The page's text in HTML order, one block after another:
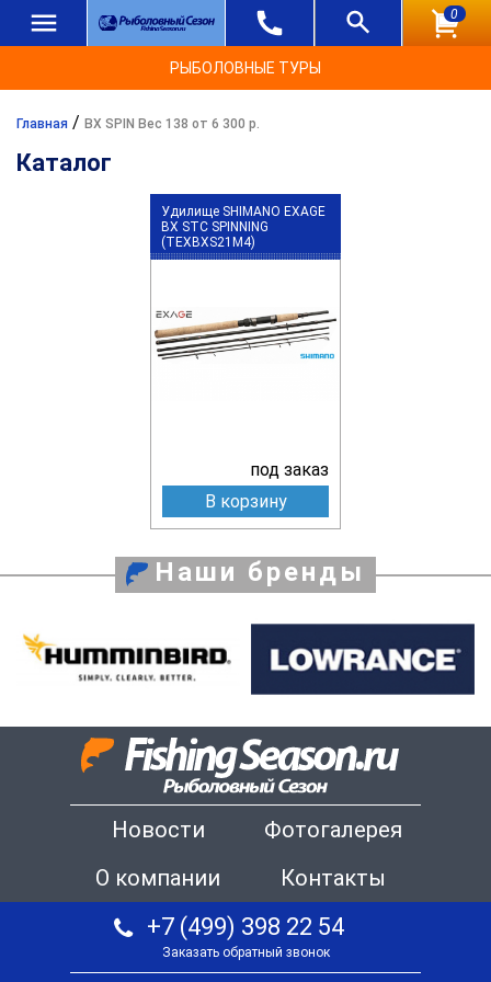
0
РЫБОЛОВНЫЕ ТУРЫ
Главная / BX SPIN Вес 138 от 6 300 р.
Каталог
Удилище SHIMANO EXAGE
BX STC SPINNING
(TEXBXS21M4)
под заказ
В корзину
Наши бренды
Новости
Фотогалерея
О компании
Контакты
+7 (499) 398 22 54
Заказать обратный звонок